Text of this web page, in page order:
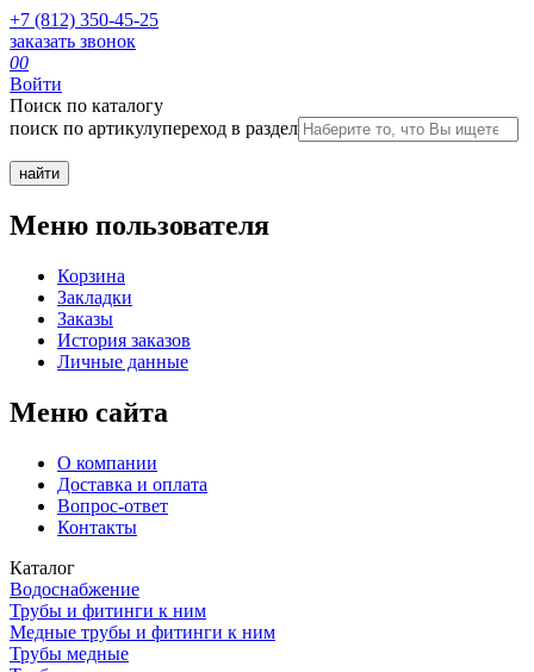
+7 (812) 350-45-25
заказать звонок
00
Войти
Поиск по каталогу
поиск по артикулупереход в раздел
Меню пользователя
Корзина
Закладки
Заказы
История заказов
Личные данные
Меню сайта
О компании
Доставка и оплата
Вопрос-ответ
Контакты
Каталог
Водоснабжение
Трубы и фитинги к ним
Медные трубы и фитинги к ним
Трубы медные